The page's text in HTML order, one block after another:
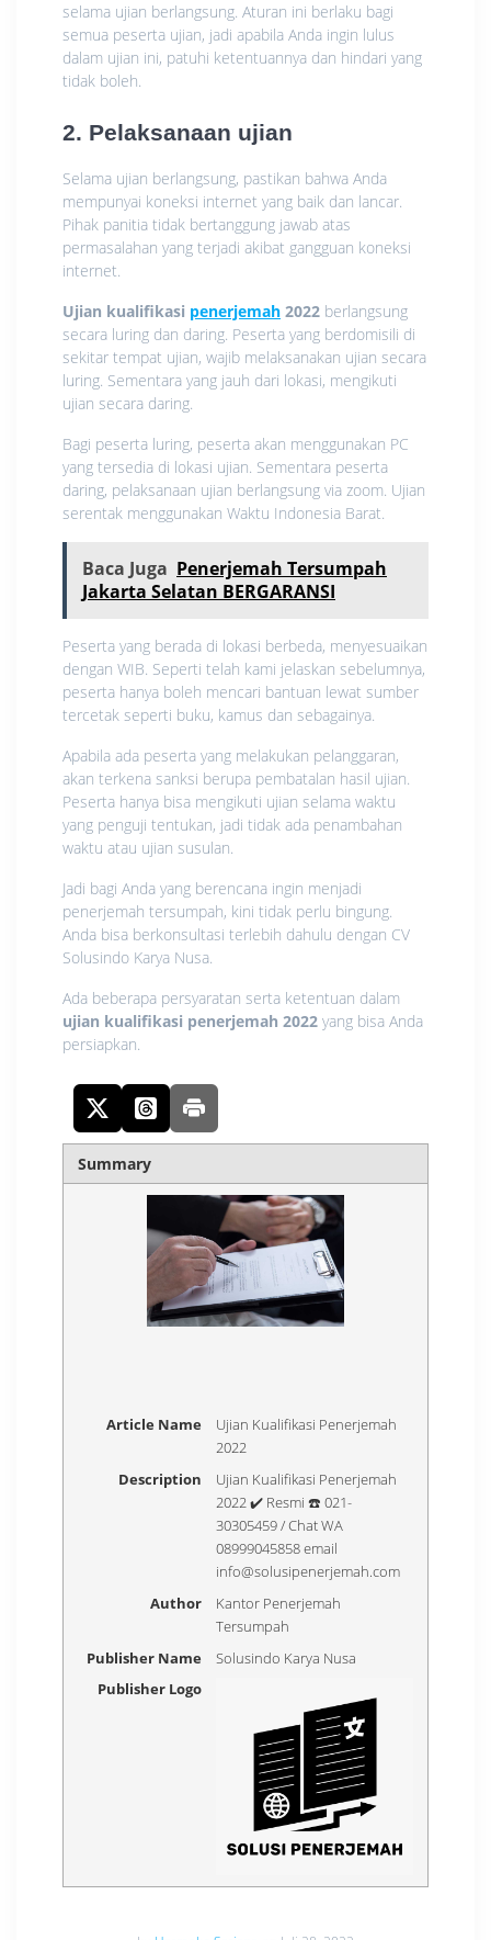
selama ujian berlangsung. Aturan ini berlaku bagi
semua peserta ujian, jadi apabila Anda ingin lulus
dalam ujian ini, patuhi ketentuannya dan hindari yang
tidak boleh.
2. Pelaksanaan ujian
Selama ujian berlangsung, pastikan bahwa Anda
mempunyai koneksi internet yang baik dan lancar.
Pihak panitia tidak bertanggung jawab atas
permasalahan yang terjadi akibat gangguan koneksi
internet.
Ujian kualifikasi penerjemah 2022 berlangsung
secara luring dan daring. Peserta yang berdomisili di
sekitar tempat ujian, wajib melaksanakan ujian secara
luring. Sementara yang jauh dari lokasi, mengikuti
ujian secara daring.
Bagi peserta luring, peserta akan menggunakan PC
yang tersedia di lokasi ujian. Sementara peserta
daring, pelaksanaan ujian berlangsung via zoom. Ujian
serentak menggunakan Waktu Indonesia Barat.
Baca Juga Penerjemah Tersumpah
Jakarta Selatan BERGARANSI
Peserta yang berada di lokasi berbeda, menyesuaikan
dengan WIB. Seperti telah kami jelaskan sebelumnya,
peserta hanya boleh mencari bantuan lewat sumber
tercetak seperti buku, kamus dan sebagainya.
Apabila ada peserta yang melakukan pelanggaran,
akan terkena sanksi berupa pembatalan hasil ujian.
Peserta hanya bisa mengikuti ujian selama waktu
yang penguji tentukan, jadi tidak ada penambahan
waktu atau ujian susulan.
Jadi bagi Anda yang berencana ingin menjadi
penerjemah tersumpah, kini tidak perlu bingung.
Anda bisa berkonsultasi terlebih dahulu dengan CV
Solusindo Karya Nusa.
Ada beberapa persyaratan serta ketentuan dalam
ujian kualifikasi penerjemah 2022 yang bisa Anda
persiapkan.
Summary
Article Name
Ujian Kualifikasi Penerjemah
2022
Description
Ujian Kualifikasi Penerjemah
2022 ✔️ Resmi ☎️ 021-
30305459 / Chat WA
08999045858 email
info@solusipenerjemah.com
Author
Kantor Penerjemah
Tersumpah
Publisher Name
Solusindo Karya Nusa
Publisher Logo